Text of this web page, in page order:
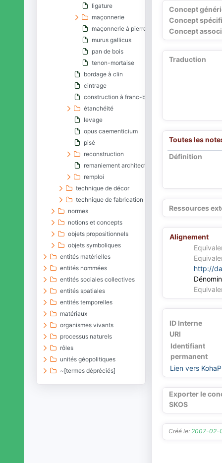
ligature
maçonnerie
maçonnerie à pierres sèches
murus gallicus
pan de bois
tenon-mortaise
bordage à clin
cintrage
construction à franc-bord
étanchéité
levage
opus caementicium
pisé
reconstruction
remaniement architectural
remploi
technique de décor
technique de fabrication
normes
notions et concepts
objets propositionnels
objets symboliques
entités matérielles
entités nommées
entités sociales collectives
entités spatiales
entités temporelles
matériaux
organismes vivants
processus naturels
rôles
unités géopolitiques
~[termes dépréciés]
Concept
Concept
Concept
Traduction
Toutes les
Définition
Ressources
Alignement
http://
ID Interne
URI
Identifiant
permanent
Lien vers
Exporter le
SKOS
Créé le: 2007-02-